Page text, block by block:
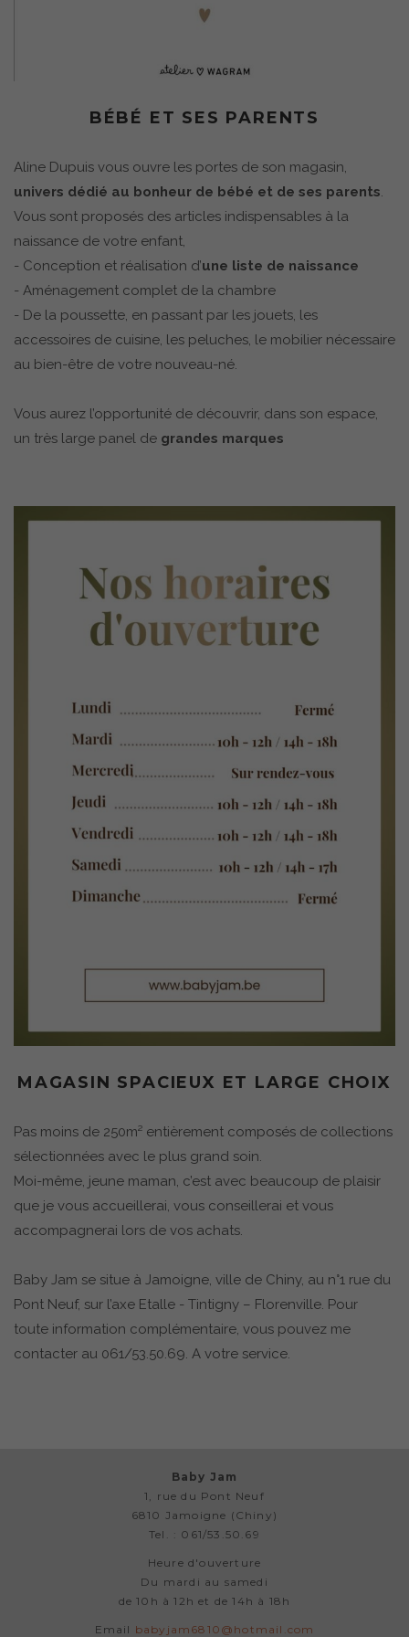
BÉBÉ ET SES PARENTS
Aline Dupuis vous ouvre les portes de son magasin,
univers dédié au bonheur de bébé et de ses parents.
Vous sont proposés des articles indispensables à la
naissance de votre enfant,
- Conception et réalisation d’une liste de naissance
- Aménagement complet de la chambre
- De la poussette, en passant par les jouets, les
accessoires de cuisine, les peluches, le mobilier nécessaire
au bien-être de votre nouveau-né.
Vous aurez l’opportunité de découvrir, dans son espace,
un très large panel de grandes marques
MAGASIN SPACIEUX ET LARGE CHOIX
Pas moins de 250m² entièrement composés de collections
sélectionnées avec le plus grand soin.
Moi-même, jeune maman, c’est avec beaucoup de plaisir
que je vous accueillerai, vous conseillerai et vous
accompagnerai lors de vos achats.
Baby Jam se situe à Jamoigne, ville de Chiny, au n°1 rue du
Pont Neuf, sur l’axe Etalle - Tintigny – Florenville. Pour
toute information complémentaire, vous pouvez me
contacter au 061/53.50.69. A votre service.
Baby Jam
1, rue du Pont Neuf
6810 Jamoigne (Chiny)
Tel. : 061/53.50.69
Heure d'ouverture
Du mardi au samedi
de 10h à 12h et de 14h à 18h
Email babyjam6810@hotmail.com